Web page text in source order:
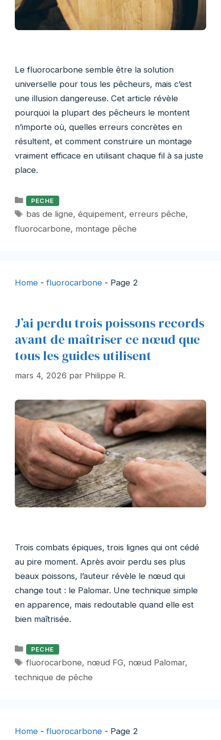
Le fluorocarbone semble être la solution
universelle pour tous les pêcheurs, mais c’est
une illusion dangereuse. Cet article révèle
pourquoi la plupart des pêcheurs le montent
n’importe où, quelles erreurs concrètes en
résultent, et comment construire un montage
vraiment efficace en utilisant chaque fil à sa juste
place.
Catégories
PECHE
Étiquettes
bas de ligne,équipement,erreurs pêche,
fluorocarbone, montage pêche
Home -fluorocarbone - Page 2
J’ai perdu trois poissons records
avant de maîtriser ce nœud que
tous les guides utilisent
mars 4, 2026 par Philippe R.
Trois combats épiques, trois lignes qui ont cédé
au pire moment. Après avoir perdu ses plus
beaux poissons, l’auteur révèle le nœud qui
change tout : le Palomar. Une technique simple
en apparence, mais redoutable quand elle est
bien maîtrisée.
Catégories
PECHE
Étiquettes
fluorocarbone, nœud FG, nœud Palomar,
technique de pêche
Home -fluorocarbone - Page 2